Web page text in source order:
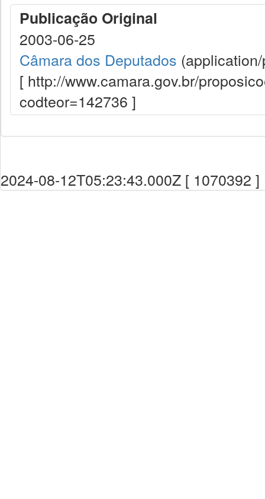
Publicação Original
2003-06-25
Câmara dos Deputados
[ http://www.camara.gov.br/
codteor=142736 ]
2024-08-12T05:23:43.000Z [ 1070392 ]